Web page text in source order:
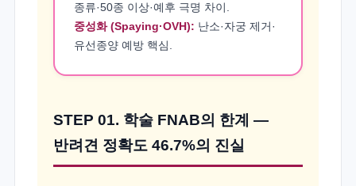
종류·50종 이상·예후 극명 차이.
중성화 (Spaying·OVH): 난소·자궁 제거·
유선종양 예방 핵심.
STEP 01. 학술 FNAB의 한계 —
반려견 정확도 46.7%의 진실